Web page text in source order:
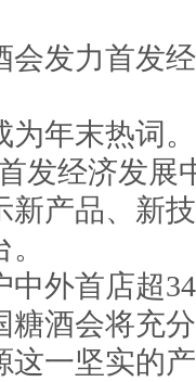
发力首发经
年末热词。
发经济发展
新产品、新
外首店超
糖酒会将充
这一坚实的